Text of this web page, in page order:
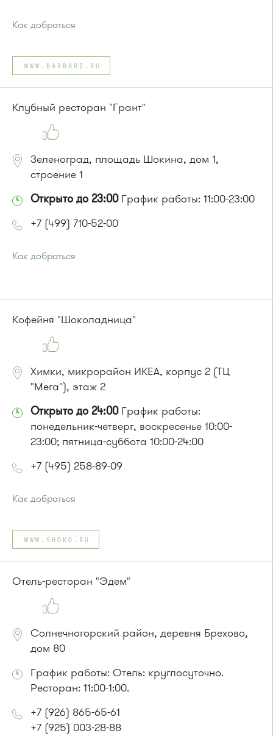
Как добраться
Автобусы № 1, 3, 6, 7, 8, 10, 11, 12, 32, 29.
Маршрутка № 408м, 476м, 720м, 900, 903
или до остановки"Кинотеатр "Электрон"":
Маршрутка № 408м, 476м, 720м, 900, 903
WWW.BARBARI.RU
Клубный ресторан "Грант"
Зеленоград, площадь Шокина, дом 1,
строение 1
Открыто до 23:00График работы: 11:00-23:00
+7 (499) 710-52-00
Как добраться
Маршрутка № 408м, 419м
или до остановки"МИЭТ":
Автобусы № 2, 3, 8, 11, 19, 29, 32.
Маршрутка № 408м, 419м
Кофейня "Шоколадница"
Химки, микрорайон ИКЕА, корпус 2 (ТЦ
"Мега"), этаж 2
Открыто до 24:00График работы:
понедельник-четверг, воскресенье 10:00-
23:00; пятница-суббота 10:00-24:00
+7 (495) 258-89-09
Как добраться
Автобусы № 30, 43, 350, 400, 400э, 440, 817, 851, 851э,
905.
Маршрутка № 431м, 476м, 900
WWW.SHOKO.RU
Отель-ресторан "Эдем"
Солнечногорский район, деревня Брехово,
дом 80
График работы: Отель: круглосуточно.
Ресторан: 11:00-1:00.
+7 (926) 865-65-61
+7 (925) 003-28-88